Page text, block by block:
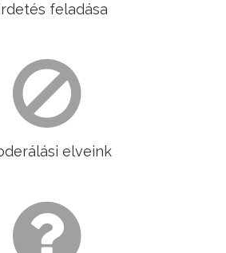
feladása
elveink